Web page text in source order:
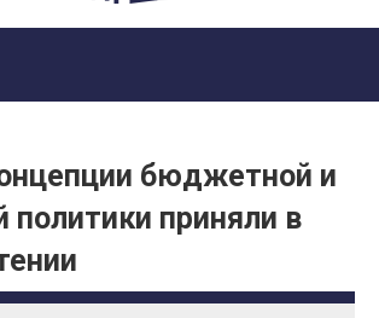
бюджетной и
политики приняли в